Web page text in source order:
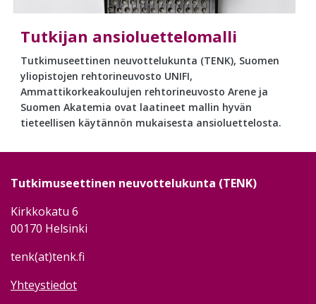
Tutkijan ansioluettelomalli
Tutkimuseettinen neuvottelukunta (TENK), Suomen
yliopistojen rehtorineuvosto UNIFI,
Ammattikorkeakoulujen rehtorineuvosto Arene ja
Suomen Akatemia ovat laatineet mallin hyvän
tieteellisen käytännön mukaisesta ansioluettelosta.
Tutkimuseettinen neuvottelukunta (TENK)
Kirkkokatu 6
00170 Helsinki
tenk(at)tenk.fi
Yhteystiedot